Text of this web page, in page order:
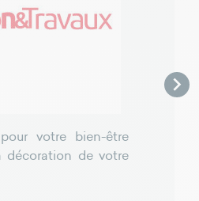
votre bien-être
décoration de votre
